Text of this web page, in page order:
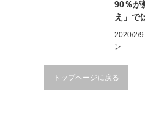
90％が
え」で
ィー・
2020/2/9
ン
トップページに戻る